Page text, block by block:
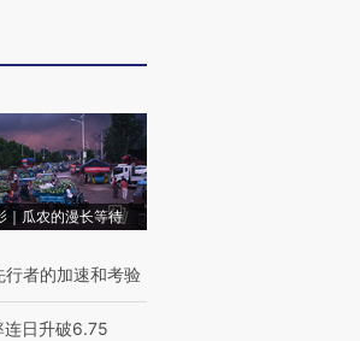
｜瓜农的漫长等待
者的加速和考验
连日升破6.75